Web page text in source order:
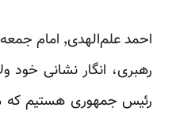
احمد
رهبری، انگار نشانی خود
رئیس‌ جمهوری هستیم